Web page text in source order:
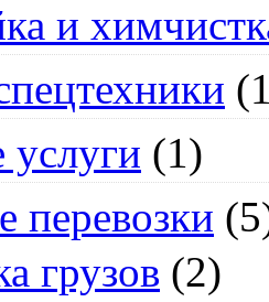
и
(1)
перевозки
грузов (2)